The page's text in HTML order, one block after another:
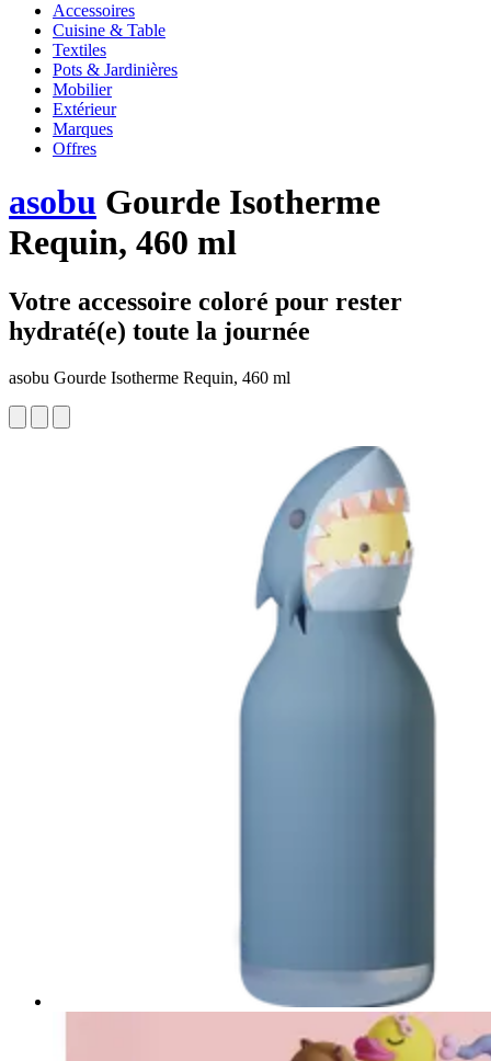
Accessoires
Cuisine & Table
Textiles
Pots & Jardinières
Mobilier
Extérieur
Marques
Offres
asobu Gourde Isotherme
Requin, 460 ml
Votre accessoire coloré pour rester
hydraté(e) toute la journée
asobu Gourde Isotherme Requin, 460 ml